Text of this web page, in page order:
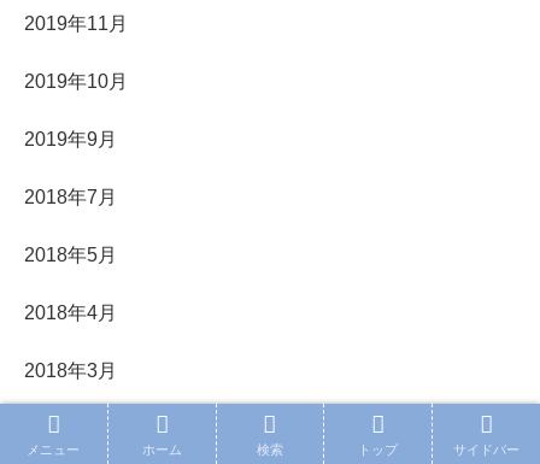
2019年11月
2019年10月
2019年9月
2018年7月
2018年5月
2018年4月
2018年3月
2018年2月
メニュー ホーム 検索 トップ サイドバー